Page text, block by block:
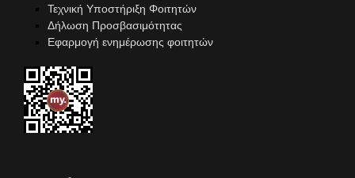
Τεχνική Υποστήριξη Φοιτητών
Δήλωση Προσβασιμότητας
Εφαρμογή ενημέρωσης φοιτητών